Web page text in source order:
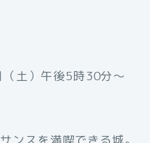
土）午後5時30分〜